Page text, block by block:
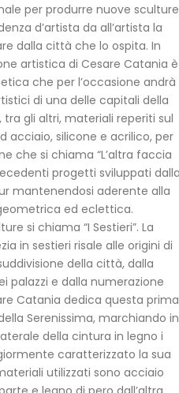
per produrre nuove sculture
d’artista da all’artista la
dalla città che lo ospita. In
artistica di Cesare Catania è
che per l’occasione andrà
di una delle capitali della
tra gli altri, materiali reperiti sul
acciaio, silicone e acrilico, per
che si chiama “L’altra faccia
progetti sviluppati
mantenendosi aderente alla
ed eclettica.
si chiama “I Sestieri”. La
in sestieri risale alle origini di
della città, dalla
palazzi e dalla numerazione
Catania dedica questa prima
Serenissima, marchiando in
della cintura in legno i
caratterizzato la sua
utilizzati sono acciaio